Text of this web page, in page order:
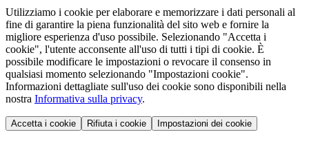
Utilizziamo i cookie per elaborare e memorizzare i dati personali al
fine di garantire la piena funzionalità del sito web e fornire la
migliore esperienza d'uso possibile. Selezionando "Accetta i
cookie", l'utente acconsente all'uso di tutti i tipi di cookie. È
possibile modificare le impostazioni o revocare il consenso in
qualsiasi momento selezionando "Impostazioni cookie".
Informazioni dettagliate sull'uso dei cookie sono disponibili nella
nostra Informativa sulla privacy.
Accetta i cookie Rifiuta i cookie Impostazioni dei cookie